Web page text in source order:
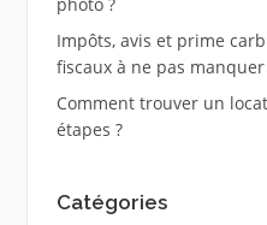
photo ?
Impôts, avis et prime
fiscaux à ne pas
Comment trouver un
étapes ?
Catégories